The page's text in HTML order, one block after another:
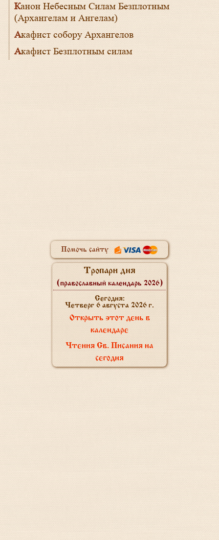
Канон Небесным Силам Безплотным
(Архангелам и Ангелам)
Акафист собору Архангелов
Акафист Безплотным силам
Помочь сайту
Тропари дня
(православный календарь 2026)
Сегодня:
Четверг 6 августа 2026 г.
Открыть этот день в
календаре
Чтения Св. Писания на
сегодня